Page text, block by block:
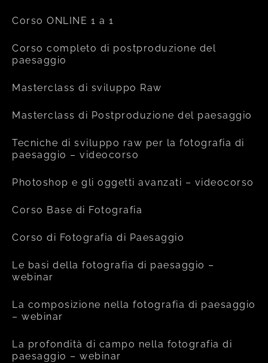
Corso ONLINE 1 a 1
Corso completo di postproduzione del
paesaggio
Masterclass di sviluppo Raw
Masterclass di Postproduzione del paesaggio
Tecniche di sviluppo raw per la fotografia di
paesaggio – videocorso
Photoshop e gli oggetti avanzati – videocorso
Corso Base di Fotografia
Corso di Fotografia di Paesaggio
Le basi della fotografia di paesaggio –
webinar
La composizione nella fotografia di paesaggio
– webinar
La profondità di campo nella fotografia di
paesaggio – webinar